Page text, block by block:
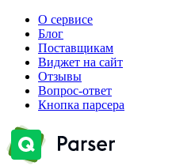
О сервисе
Блог
Поставщикам
Виджет на сайт
Отзывы
Вопрос-ответ
Кнопка парсера